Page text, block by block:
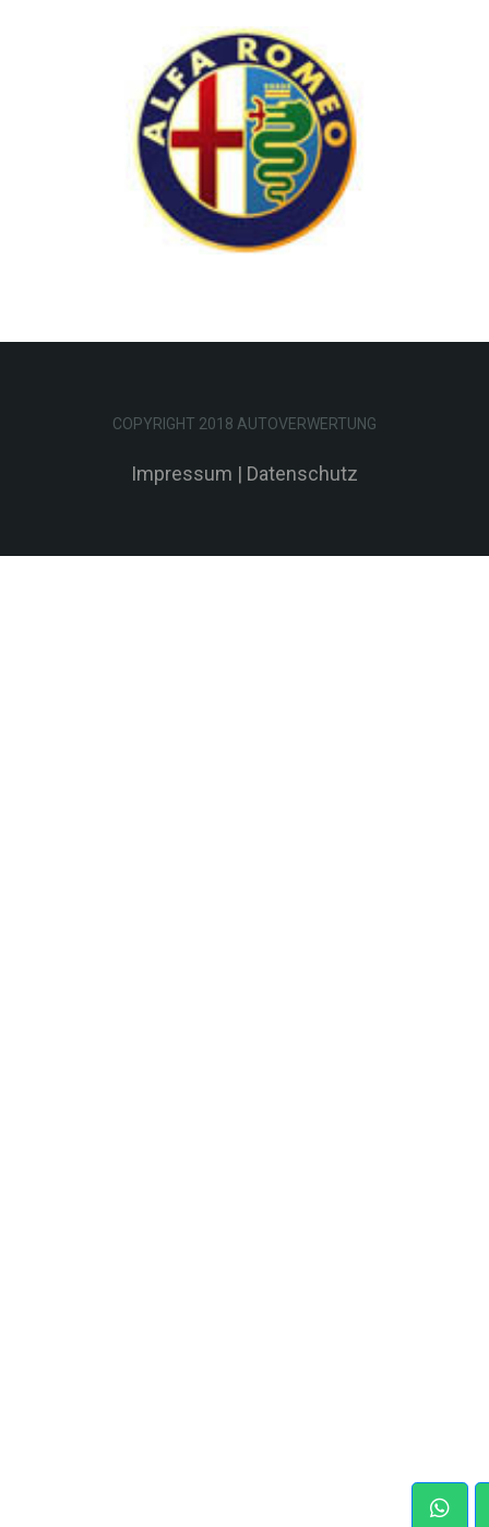
COPYRIGHT 2018 AUTOVERWERTUNG
Impressum | Datenschutz